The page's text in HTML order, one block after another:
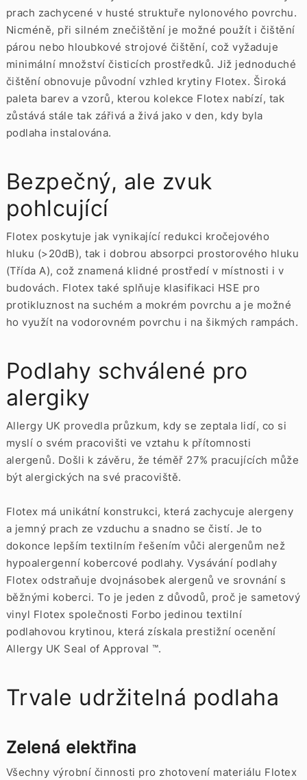
prach zachycené v husté struktuře nylonového povrchu.
Nicméně, při silném znečištění je možné použít i čištění
párou nebo hloubkové strojové čištění, což vyžaduje
minimální množství čisticích prostředků. Již jednoduché
čištění obnovuje původní vzhled krytiny Flotex. Široká
paleta barev a vzorů, kterou kolekce Flotex nabízí, tak
zůstává stále tak zářivá a živá jako v den, kdy byla
podlaha instalována.
Bezpečný, ale zvuk
pohlcující
Flotex poskytuje jak vynikající redukci kročejového
hluku (>20dB), tak i dobrou absorpci prostorového hluku
(Třída A), což znamená klidné prostředí v místnosti i v
budovách. Flotex také splňuje klasifikaci HSE pro
protikluznost na suchém a mokrém povrchu a je možné
ho využít na vodorovném povrchu i na šikmých rampách.
Podlahy schválené pro
alergiky
Allergy UK provedla průzkum, kdy se zeptala lidí, co si
myslí o svém pracovišti ve vztahu k přítomnosti
alergenů. Došli k závěru, že téměř 27% pracujících může
být alergických na své pracoviště.
Flotex má unikátní konstrukci, která zachycuje alergeny
a jemný prach ze vzduchu a snadno se čistí. Je to
dokonce lepším textilním řešením vůči alergenům než
hypoalergenní kobercové podlahy. Vysávání podlahy
Flotex odstraňuje dvojnásobek alergenů ve srovnání s
běžnými koberci. To je jeden z důvodů, proč je sametový
vinyl Flotex společnosti Forbo jedinou textilní
podlahovou krytinou, která získala prestižní ocenění
Allergy UK Seal of Approval ™.
Trvale udržitelná podlaha
Zelená elektřina
Všechny výrobní činnosti pro zhotovení materiálu Flotex